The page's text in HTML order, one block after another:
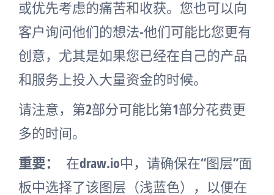
或优先考虑的痛苦和收获。您也可以向
客户询问他们的想法-他们可能比您更有
创意，尤其是如果您已经在自己的产品
和服务上投入大量资金的时候。
请注意，第2部分可能比第1部分花费更
多的时间。
重要：
在draw.io中，请确保在“图层”面
板中选择了该图层（浅蓝色），以便在